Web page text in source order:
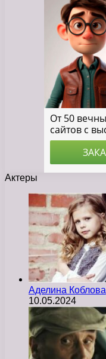
Актеры
Аделина Коблова
10.05.2024